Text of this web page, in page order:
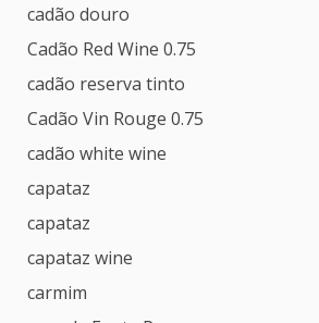
cadão douro
Cadão Red Wine 0.75
cadão reserva tinto
Cadão Vin Rouge 0.75
cadão white wine
capataz
capataz
capataz wine
carmim